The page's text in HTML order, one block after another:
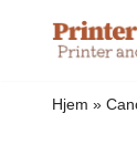
Spring
Hjem »